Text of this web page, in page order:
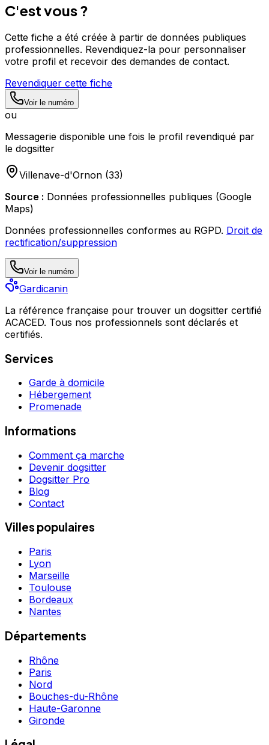
C'est vous ?
Cette fiche a été créée à partir de données publiques
professionnelles. Revendiquez-la pour personnaliser
votre profil et recevoir des demandes de contact.
Revendiquer cette fiche
Voir le numéro
ou
Messagerie disponible une fois le profil revendiqué par
le dogsitter
Villenave-d'Ornon (33)
Source : Données professionnelles publiques (Google
Maps)
Données professionnelles conformes au RGPD. Droit de
rectification/suppression
Voir le numéro
Gardicanin
La référence française pour trouver un dogsitter certifié
ACACED. Tous nos professionnels sont déclarés et
certifiés.
Services
Garde à domicile
Hébergement
Promenade
Informations
Comment ça marche
Devenir dogsitter
Dogsitter Pro
Blog
Contact
Villes populaires
Paris
Lyon
Marseille
Toulouse
Bordeaux
Nantes
Départements
Rhône
Paris
Nord
Bouches-du-Rhône
Haute-Garonne
Gironde